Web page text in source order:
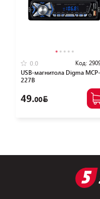
0.0 Код:
USB-магнитола Digma MCP-
227B
49.00